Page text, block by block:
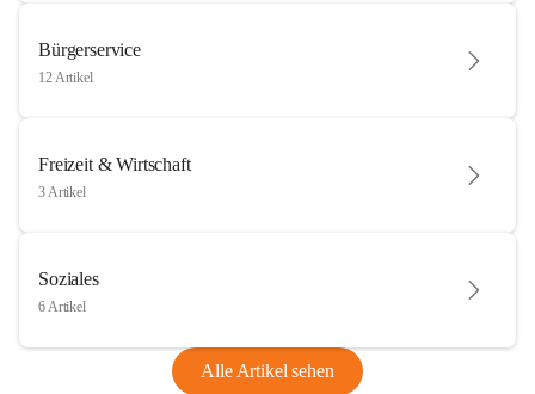
Bürgerservice
12 Artikel
Freizeit & Wirtschaft
3 Artikel
Soziales
6 Artikel
Alle Artikel sehen